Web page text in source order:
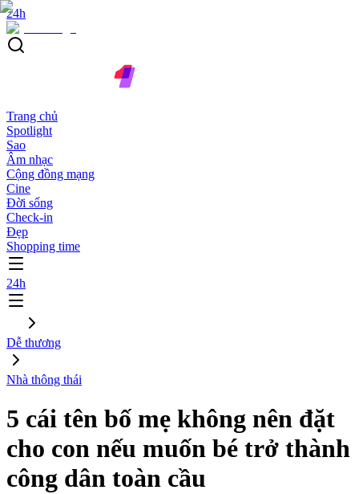
24h
Trang chủ
Spotlight
Sao
Âm nhạc
Cộng đồng mạng
Cine
Đời sống
Check-in
Đẹp
Shopping time
24h
Dễ thương
Nhà thông thái
5 cái tên bố mẹ không nên đặt
cho con nếu muốn bé trở thành
công dân toàn cầu